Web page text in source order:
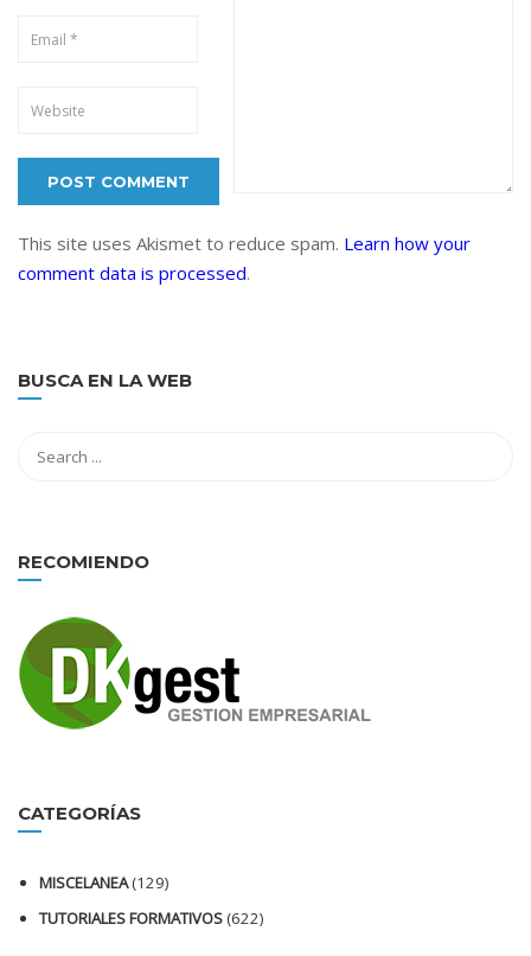
This site uses Akismet to reduce spam. Learn how your
comment data is processed.
BUSCA EN LA WEB
RECOMIENDO
CATEGORÍAS
MISCELANEA(129)
TUTORIALES FORMATIVOS(622)